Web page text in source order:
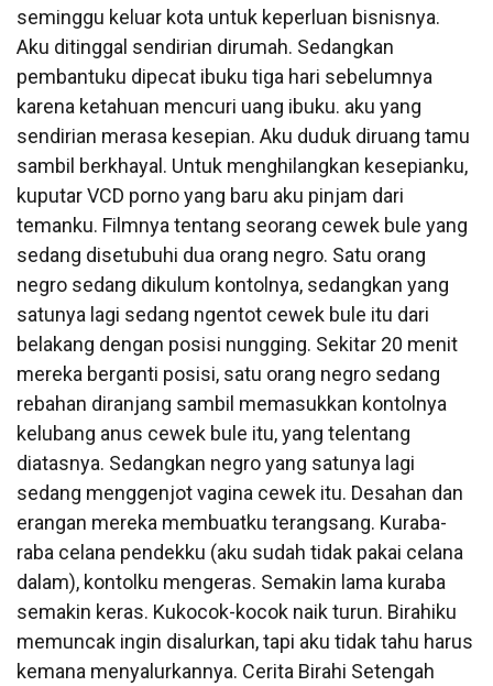
seminggu keluar kota untuk keperluan bisnisnya.
Aku ditinggal sendirian dirumah. Sedangkan
pembantuku dipecat ibuku tiga hari sebelumnya
karena ketahuan mencuri uang ibuku. aku yang
sendirian merasa kesepian. Aku duduk diruang tamu
sambil berkhayal. Untuk menghilangkan kesepianku,
kuputar VCD porno yang baru aku pinjam dari
temanku. Filmnya tentang seorang cewek bule yang
sedang disetubuhi dua orang negro. Satu orang
negro sedang dikulum kontolnya, sedangkan yang
satunya lagi sedang ngentot cewek bule itu dari
belakang dengan posisi nungging. Sekitar 20 menit
mereka berganti posisi, satu orang negro sedang
rebahan diranjang sambil memasukkan kontolnya
kelubang anus cewek bule itu, yang telentang
diatasnya. Sedangkan negro yang satunya lagi
sedang menggenjot vagina cewek itu. Desahan dan
erangan mereka membuatku terangsang. Kuraba-
raba celana pendekku (aku sudah tidak pakai celana
dalam), kontolku mengeras. Semakin lama kuraba
semakin keras. Kukocok-kocok naik turun. Birahiku
memuncak ingin disalurkan, tapi aku tidak tahu harus
kemana menyalurkannya. Cerita Birahi Setengah